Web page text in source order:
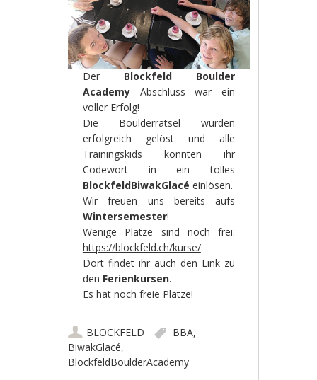
Der Blockfeld Boulder
AcademyAbschluss war ein
voller Erfolg!
Die Boulderrätsel wurden
erfolgreich gelöst und alle
Trainingskids konnten ihr
Codewort in ein tolles
BlockfeldBiwakGlacé einlösen.
Wir freuen uns bereits aufs
Wintersemester!
Wenige Plätze sind noch frei:
https://blockfeld.ch/kurse/
Dort findet ihr auch den Link zu
den Ferienkursen.
Es hat noch freie Plätze!
BLOCKFELD BBA,
BiwakGlacé,
BlockfeldBoulderAcademy